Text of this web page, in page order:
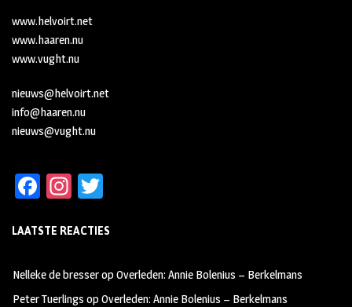
www.helvoirt.net
www.haaren.nu
www.vught.nu
nieuws@helvoirt.net
info@haaren.nu
nieuws@vught.nu
Fa
b
oo
k
In
ag
m
tt
LAATSTE REACTIES
Nelleke de bresseropOverleden: Annie Bolenius – Berkelmans
Peter Tuerlings opOverleden: Annie Bolenius – Berkelmans